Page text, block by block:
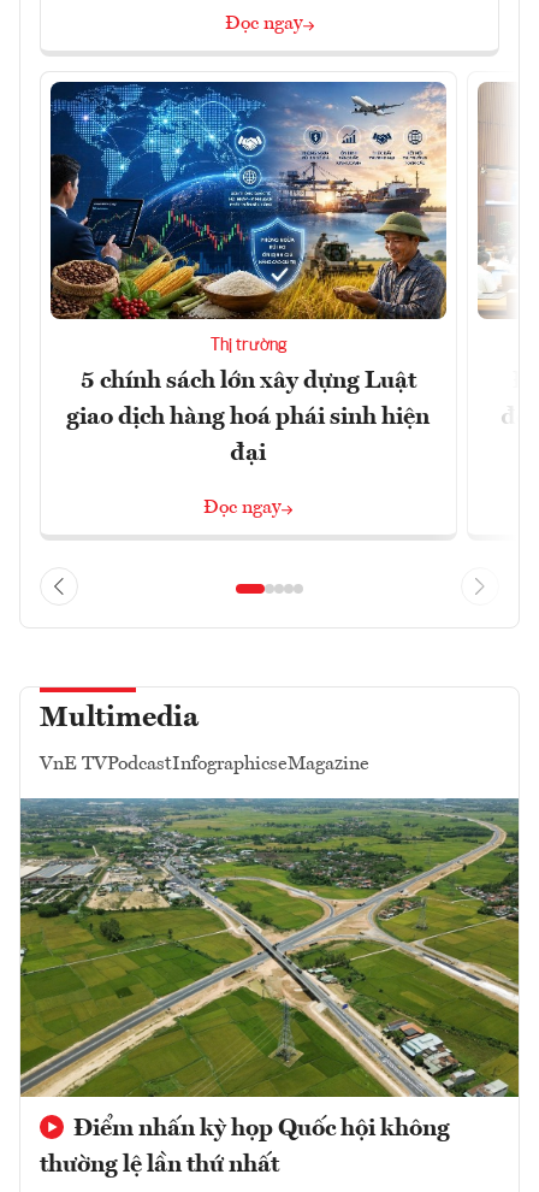
Đọc ngay
Thị trường
5 chính sách lớn xây dựng Luật
giao dịch hàng hoá phái sinh hiện
đại
Đọc ngay
Multimedia
VnE TVPodcastInfographicseMagazine
Điểm nhấn kỳ họp Quốc hội không
thường lệ lần thứ nhất